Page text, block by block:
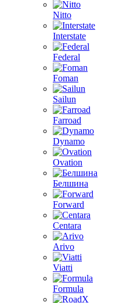
Nitto
Interstate
Federal
Foman
Sailun
Farroad
Dynamo
Ovation
Белшина
Forward
Centara
Arivo
Viatti
Formula